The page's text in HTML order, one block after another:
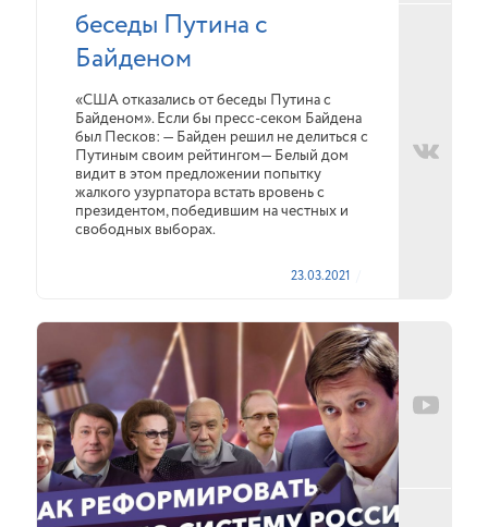
беседы Путина с
Байденом
«США отказались от беседы Путина с
Байденом». Если бы пресс-секом Байдена
был Песков: — Байден решил не делиться с
Путиным своим рейтингом— Белый дом
видит в этом предложении попытку
жалкого узурпатора встать вровень с
президентом, победившим на честных и
свободных выборах.
23.03.2021